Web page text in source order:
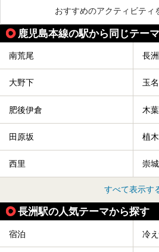
おすすめのアクティビティ
鹿児島本線の駅から同じテー
南荒尾 長洲
大野下 玉名
肥後伊倉 木葉
田原坂 植木
西里 崇
すべて表示す
長洲駅の人気テーマから探す
宿泊 冷